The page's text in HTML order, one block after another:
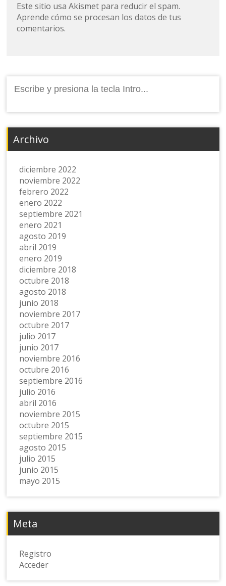
Este sitio usa Akismet para reducir el spam.
Aprende cómo se procesan los datos de tus
comentarios.
Archivo
diciembre 2022
noviembre 2022
febrero 2022
enero 2022
septiembre 2021
enero 2021
agosto 2019
abril 2019
enero 2019
diciembre 2018
octubre 2018
agosto 2018
junio 2018
noviembre 2017
octubre 2017
julio 2017
junio 2017
noviembre 2016
octubre 2016
septiembre 2016
julio 2016
abril 2016
noviembre 2015
octubre 2015
septiembre 2015
agosto 2015
julio 2015
junio 2015
mayo 2015
Meta
Registro
Acceder